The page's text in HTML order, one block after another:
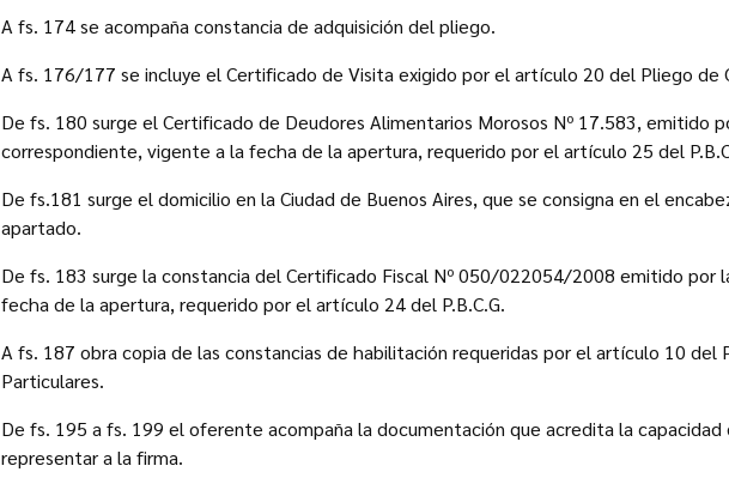
A fs. 174 se acompaña constancia de adquisición del pliego.
A fs. 176/177 se incluye el Certificado de Visita exigido por el artículo 20 del Pliego de
De fs. 180 surge el Certificado de Deudores Alimentarios Morosos Nº 17.583, emitido
correspondiente, vigente a la fecha de la apertura, requerido por el artículo 25 del
De fs.181 surge el domicilio en la Ciudad de Buenos Aires, que se consigna en el
apartado.
De fs. 183 surge la constancia del Certificado Fiscal Nº 050/022054/2008 emitido por
fecha de la apertura, requerido por el artículo 24 del P.B.C.G.
A fs. 187 obra copia de las constancias de habilitación requeridas por el artículo 10 del
Particulares.
De fs. 195 a fs. 199 el oferente acompaña la documentación que acredita la
representar a la firma.